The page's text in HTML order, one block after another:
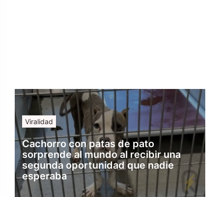
Viralidad
Cachorro con patas de pato
sorprende al mundo al recibir una
segunda oportunidad que nadie
esperaba